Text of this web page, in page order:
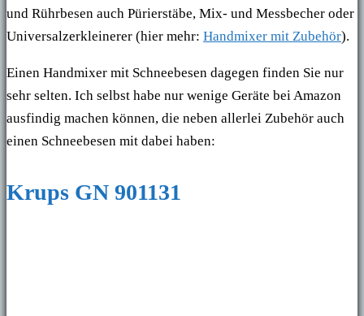
und Rührbesen auch Pürierstäbe, Mix- und Messbecher oder
Universalzerkleinerer (hier mehr: Handmixer mit Zubehör).
Einen Handmixer mit Schneebesen dagegen finden Sie nur
sehr selten. Ich selbst habe nur wenige Geräte bei Amazon
ausfindig machen können, die neben allerlei Zubehör auch
einen Schneebesen mit dabei haben:
Krups GN 901131